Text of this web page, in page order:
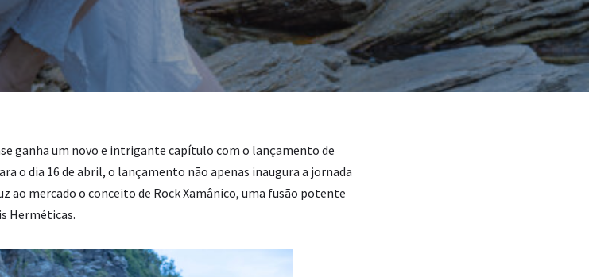
ganha um novo e intrigante capítulo com o lançamento de
o dia 16 de abril, o lançamento não apenas inaugura a jornada
ao mercado o conceito de Rock Xamânico, uma fusão potente
Herméticas.